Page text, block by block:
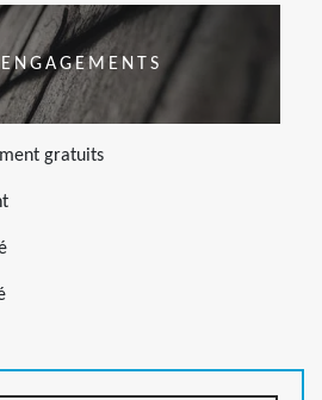
gratuits